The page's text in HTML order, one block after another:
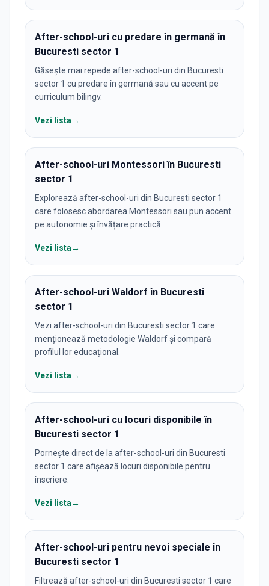
After-school-uri cu predare în germană în
Bucuresti sector 1
Găsește mai repede after-school-uri din Bucuresti
sector 1 cu predare în germană sau cu accent pe
curriculum bilingv.
Vezi lista→
After-school-uri Montessori în Bucuresti
sector 1
Explorează after-school-uri din Bucuresti sector 1
care folosesc abordarea Montessori sau pun accent
pe autonomie și învățare practică.
Vezi lista→
After-school-uri Waldorf în Bucuresti
sector 1
Vezi after-school-uri din Bucuresti sector 1 care
menționează metodologie Waldorf și compară
profilul lor educațional.
Vezi lista→
After-school-uri cu locuri disponibile în
Bucuresti sector 1
Pornește direct de la after-school-uri din Bucuresti
sector 1 care afișează locuri disponibile pentru
înscriere.
Vezi lista→
After-school-uri pentru nevoi speciale în
Bucuresti sector 1
Filtrează after-school-uri din Bucuresti sector 1 care